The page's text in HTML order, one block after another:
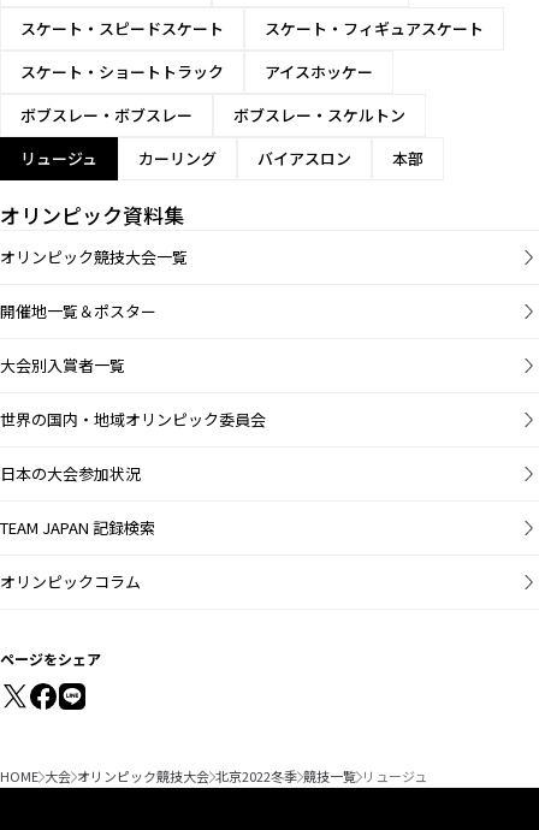
スケート・スピードスケート
スケート・フィギュアスケート
スケート・ショートトラック
アイスホッケー
ボブスレー・ボブスレー
ボブスレー・スケルトン
リュージュ
カーリング バイアスロン 本部
オリンピック資料集
オリンピック競技大会一覧
開催地一覧＆ポスター
大会別入賞者一覧
世界の国内・地域オリンピック委員会
日本の大会参加状況
TEAM JAPAN 記録検索
オリンピックコラム
ページをシェア
HOME 大会 オリンピック競技大会 北京2022冬季 競技一覧 リュージュ